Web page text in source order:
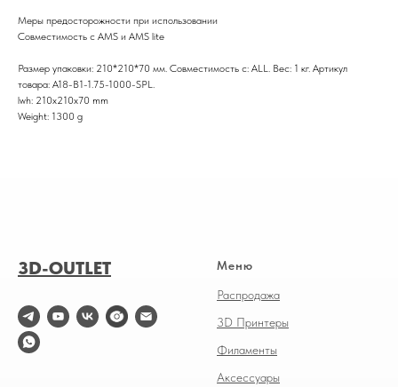
Меры предосторожности при использовании
Совместимость с AMS и AMS lite
Размер упаковки: 210*210*70 мм. Совместимость с: ALL. Вес: 1 кг. Артикул
товара: A18-B1-1.75-1000-SPL.
lwh: 210x210x70 mm
Weight: 1300 g
3D-OUTLET Меню
Распродажа
3D Принтеры
Филаменты
Аксессуары